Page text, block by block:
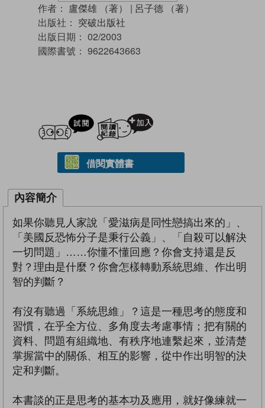
作者： 盧傑雄 （著） | 呂子德 （著）
出版社： 突破出版社
出版日期： 02/2003
國際書號： 9622643663
試閲
借閱實體書
內容簡介
如果你聽見人家說「愛滋病是同性戀搞出來的」、
「美國反恐怖分子是秉行公義」、「自殺可以解決
一切問題」……你懂不懂回應？你會支持還是反
對？理由是什麼？你會怎樣轉動系統思維、作出明
智的判斷？
有沒有聽過「系統思維」？這是一種思考的態度和
習慣，在乎全方位、多角度去考慮事情；把有關的
資料、問題有組織地、有秩序地連繫起來，並清楚
掌握當中的關係、相互的影響，從中作出明智的決
定和判斷。
本書談的正是思考的基本功及應用，就好像練就一